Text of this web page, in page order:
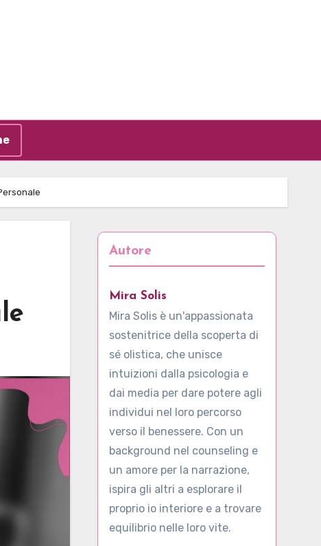
Autore
Mira Solis
Mira Solis è un'appassionata
sostenitrice della scoperta di
sé olistica, che unisce
intuizioni dalla psicologia e
dai media per dare potere agli
individui nel loro percorso
verso il benessere. Con un
background nel counseling e
un amore per la narrazione,
ispira gli altri a esplorare il
proprio io interiore e a trovare
equilibrio nelle loro vite.